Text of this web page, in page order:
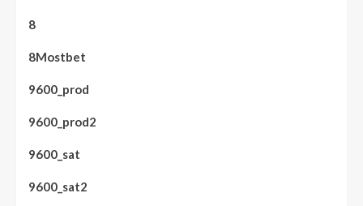
8
8Mostbet
9600_prod
9600_prod2
9600_sat
9600_sat2